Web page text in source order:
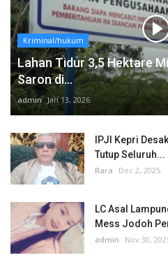
Kriminal/hukum
Lahan Tidur 3,5 Hektare
Saron di...
admin Jan 13, 2026
IPJI Kepri
Tutup Seluruh...
Rara Dec 2, 2025
LC Asal
Mess Jodoh
admin Nov 30,